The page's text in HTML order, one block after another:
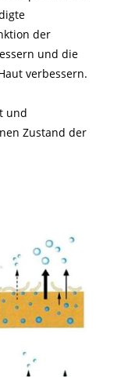
der
und die
verbessern.
und
Zustand der